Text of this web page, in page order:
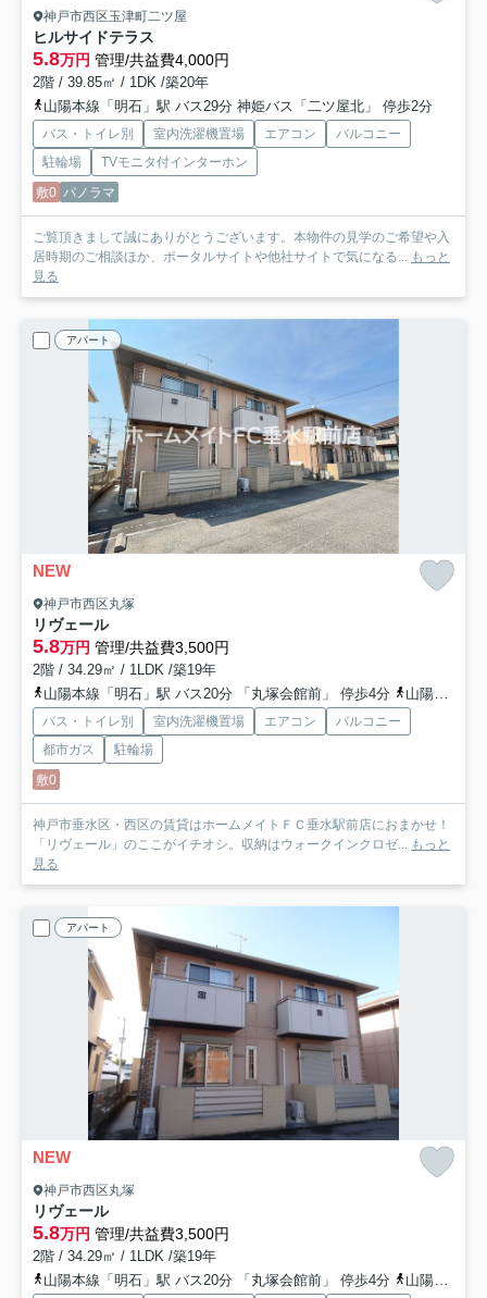
神戸市西区玉津町二ツ屋
ヒルサイドテラス
5.8万円 管理/共益費4,000円
2階 / 39.85㎡ / 1DK /築20年
山陽本線「明石」駅 バス29分 神姫バス「二ツ屋北」 停歩2分
バス・トイレ別 室内洗濯機置場 エアコン
バルコニー
駐輪場
TVモニタ付インターホン
敷0 パノラマ
ご覧頂きまして誠にありがとうございます。本物件の見学のご希望や入
居時期のご相談ほか、ポータルサイトや他社サイトで気になる... もっと
見る
アパート
NEW
神戸市西区丸塚
リヴェール
5.8万円 管理/共益費3,500円
2階 / 34.29㎡ / 1LDK /築19年
山陽本線「明石」駅 バス20分 「丸塚会館前」 停歩4分
山陽電鉄本線「山陽明石」駅 バス20分 「丸塚会館前」 停歩4分
バス・トイレ別 室内洗濯機置場 エアコン
バルコニー
都市ガス
駐輪場
敷0
神戸市垂水区・西区の賃貸はホームメイトＦＣ垂水駅前店におまかせ！
「リヴェール」のここがイチオシ。収納はウォークインクロゼ...
もっと
見る
アパート
NEW
神戸市西区丸塚
リヴェール
5.8万円 管理/共益費3,500円
2階 / 34.29㎡ / 1LDK /築19年
山陽本線「明石」駅 バス20分 「丸塚会館前」 停歩4分
山陽電鉄本線「山陽明石」駅 バス20分 「丸塚会館前」 停歩4分